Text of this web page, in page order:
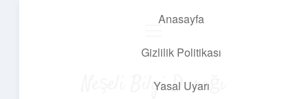
Anasayfa
Gizlilik Politikası
Yasal Uyarı
Neşeli Bilgi Durağı